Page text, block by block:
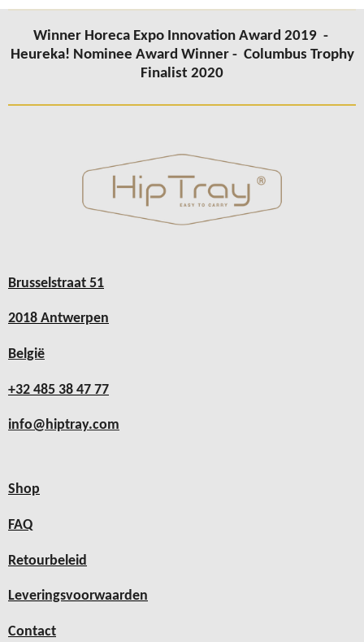
Winner Horeca Expo Innovation Award 2019 -
Heureka! Nominee Award Winner - Columbus Trophy
Finalist 2020
Brusselstraat 51
2018 Antwerpen
België
+32 485 38 47 77
info@hiptray.com
Shop
FAQ
Retourbeleid
Leveringsvoorwaarden
Contact